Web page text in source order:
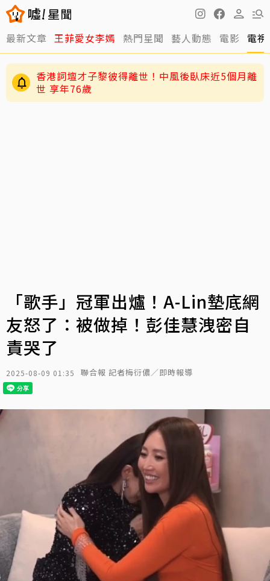
最新文章 王菲愛女李嫣 熱門星聞 藝人動態 電影 電視
香港詞壇才子黎彼得離世！中風後臥床近5個月離
世 享年76歲
「歌手」冠軍出爐！A-Lin墊底網
友怒了：被做掉！彭佳慧洩密自
責哭了
2025-08-09 01:35 聯合報 記者梅衍儂／即時報導